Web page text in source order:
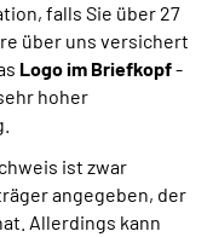
falls Sie über 27
über uns versichert
Logo im Briefkopf-
hoher
ist zwar
angegeben, der
Allerdings kann